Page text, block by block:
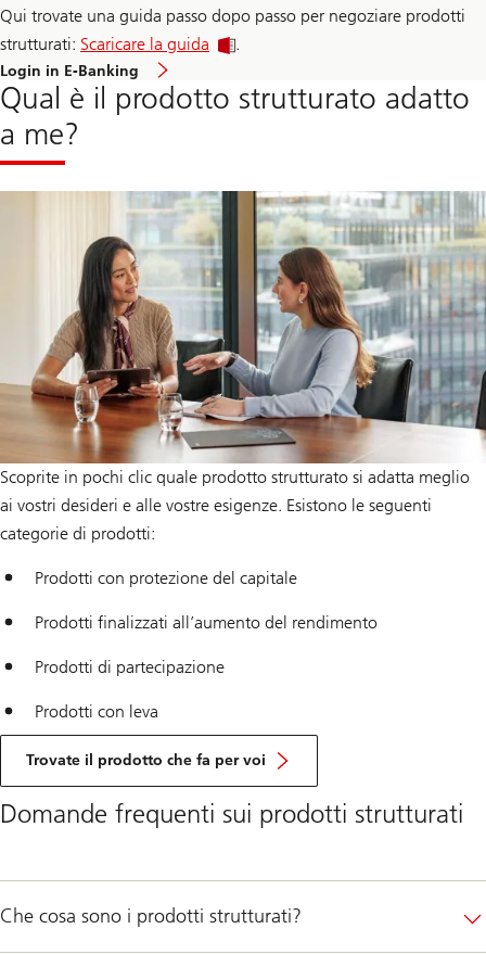
Qui trovate una guida passo dopo passo per negoziare prodotti
strutturati: Scaricare la guida .
Login in E-Banking
Qual è il prodotto strutturato adatto
a me?
Scoprite in pochi clic quale prodotto strutturato si adatta meglio
ai vostri desideri e alle vostre esigenze. Esistono le seguenti
categorie di prodotti:
Prodotti con protezione del capitale
Prodotti finalizzati all’aumento del rendimento
Prodotti di partecipazione
Prodotti con leva
Trovate il prodotto che fa per voi
Domande frequenti sui prodotti strutturati
Che cosa sono i prodotti strutturati?